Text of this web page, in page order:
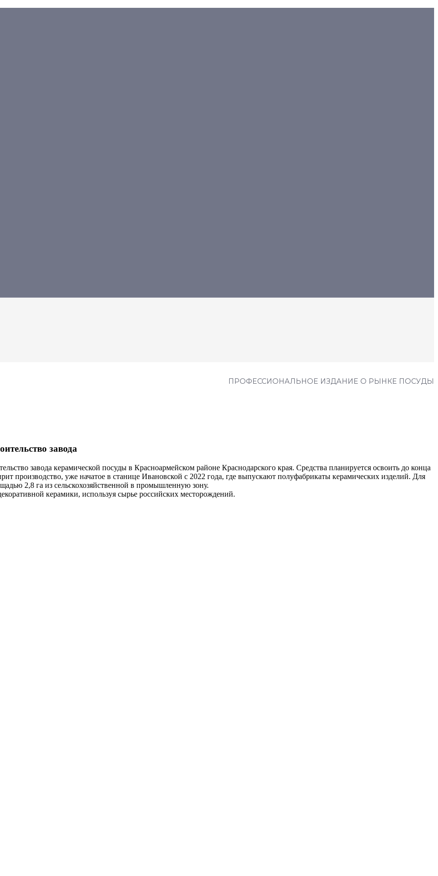
ПРОФЕССИОНАЛЬНОЕ ИЗДАНИЕ О РЫНКЕ ПОСУДЫ
завода
завода керамической посуды в Красноармейском районе Краснодарского края. Средства планируется освоить до конца
производство, уже начатое в станице Ивановской с 2022 года, где выпускают полуфабрикаты керамических изделий. Для
2,8 га из сельскохозяйственной в промышленную зону.
керамики, используя сырье российских месторождений.